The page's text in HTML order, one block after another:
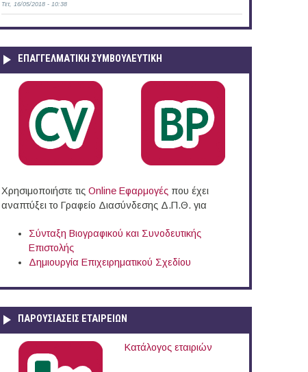
Τετ, 16/05/2018 - 10:38
ΕΠΑΓΓΕΛΜΑΤΙΚΉ ΣΥΜΒΟΥΛΕΥΤΙΚΉ
Χρησιμοποιήστε τις Online Eφαρμογές που έχει
αναπτύξει το Γραφείο Διασύνδεσης Δ.Π.Θ. για
Σύνταξη Βιογραφικού και Συνοδευτικής
Επιστολής
Δημιουργία Επιχειρηματικού Σχεδίου
ΠΑΡΟΥΣΙΆΣΕΙΣ ΕΤΑΙΡΕΙΏΝ
Κατάλογος εταιριών